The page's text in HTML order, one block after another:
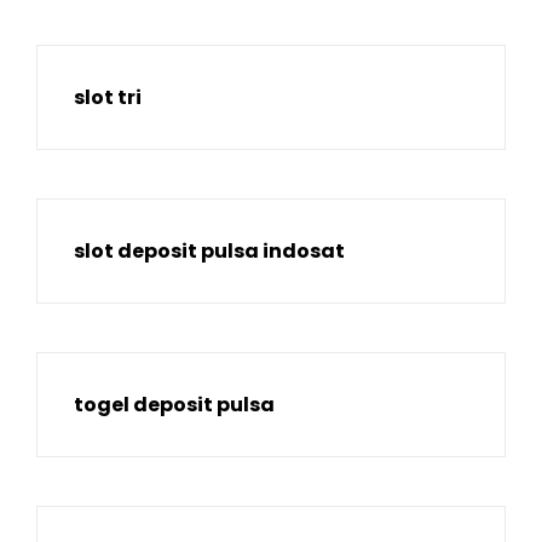
slot tri
slot deposit pulsa indosat
togel deposit pulsa